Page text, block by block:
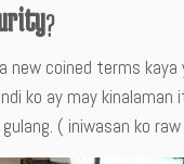
?
new coined terms kaya
ko ay may
( iniwasan ko